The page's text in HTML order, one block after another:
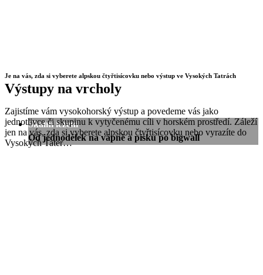
Skalní lezení
Od jednodélek na vápně a písku po bigwall
Je na vás, zda si vyberete alpskou čtyřtisícovku nebo výstup ve Vysokých Tatrách
Výstupy na vrcholy
Zajistíme vám vysokohorský výstup a povedeme vás jako
jednotlivce či skupinu k vytyčenému cíli v horském prostředí. Záleží
jen na vás, zda si vyberete alpskou čtyřtisícovku nebo vyrazíte do
Vysokých Tater…